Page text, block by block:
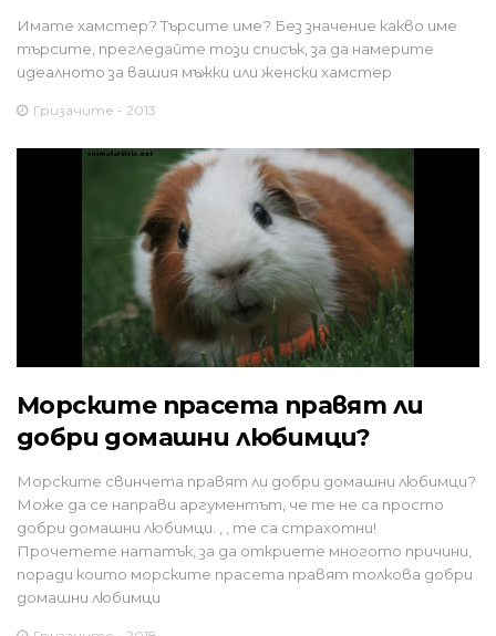
Имате хамстер? Търсите име? Без значение какво име
търсите, прегледайте този списък, за да намерите
идеалното за вашия мъжки или женски хамстер
Гризачите - 2013
Морските прасета правят ли
добри домашни любимци?
Морските свинчета правят ли добри домашни любимци?
Може да се направи аргументът, че те не са просто
добри домашни любимци. , , те са страхотни!
Прочетете нататък, за да откриете многото причини,
поради които морските прасета правят толкова добри
домашни любимци